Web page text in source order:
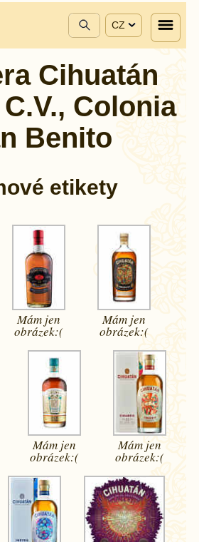
CZ
Cihuatán
Colonia
Benito
etikety
Mám jen
obrázek:(
Mám jen
obrázek:(
Mám jen
obrázek:(
Mám jen
obrázek:(